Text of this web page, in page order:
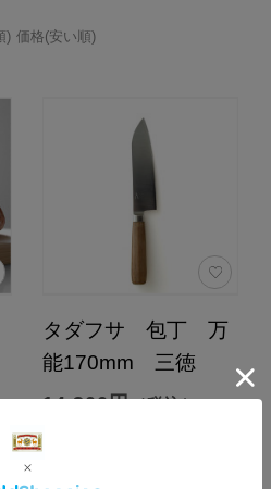
) 価格(安い順)
タダフサ 包丁 万
能170mm 三徳
14,300円（税込）